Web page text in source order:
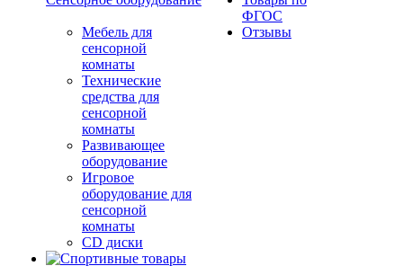
Мебель для
сенсорной
комнаты
Технические
средства для
сенсорной
комнаты
Развивающее
оборудование
Игровое
оборудование для
сенсорной
комнаты
CD диски
ФГОС
Отзывы